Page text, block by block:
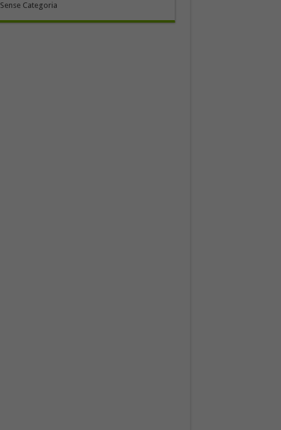
Sense Categoria